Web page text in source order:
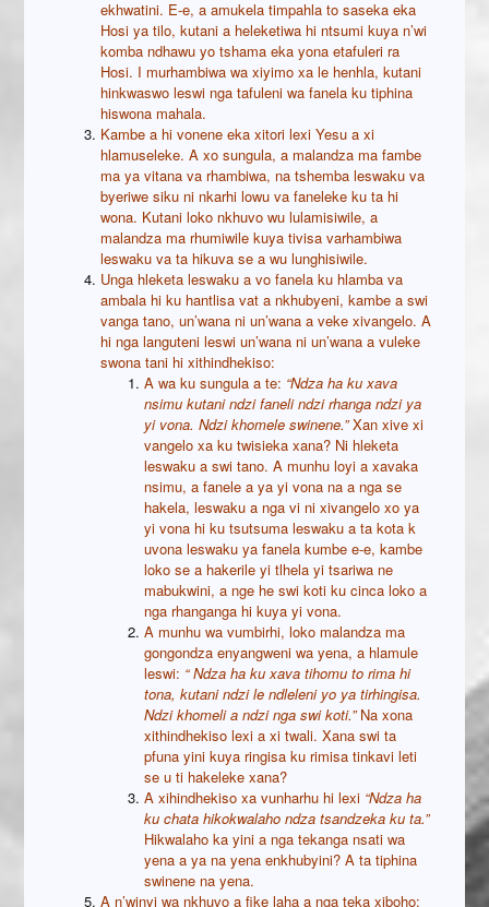
ekhwatini. E-e, a amukela timpahla to saseka eka
Hosi ya tilo, kutani a heleketiwa hi ntsumi kuya n’wi
komba ndhawu yo tshama eka yona etafuleri ra
Hosi. I murhambiwa wa xiyimo xa le henhla, kutani
hinkwaswo leswi nga tafuleni wa fanela ku tiphina
hiswona mahala.
Kambe a hi vonene eka xitori lexi Yesu a xi
hlamuseleke. A xo sungula, a malandza ma fambe
ma ya vitana va rhambiwa, na tshemba leswaku va
byeriwe siku ni nkarhi lowu va faneleke ku ta hi
wona. Kutani loko nkhuvo wu lulamisiwile, a
malandza ma rhumiwile kuya tivisa varhambiwa
leswaku va ta hikuva se a wu lunghisiwile.
Unga hleketa leswaku a vo fanela ku hlamba va
ambala hi ku hantlisa vat a nkhubyeni, kambe a swi
vanga tano, un’wana ni un’wana a veke xivangelo. A
hi nga languteni leswi un’wana ni un’wana a vuleke
swona tani hi xithindhekiso:
A wa ku sungula a te: “Ndza ha ku xava
nsimu kutani ndzi faneli ndzi rhanga ndzi ya
yi vona.Ndzi khomele swinene.”Xan xive xi
vangelo xa ku twisieka xana? Ni hleketa
leswaku a swi tano. A munhu loyi a xavaka
nsimu, a fanele a ya yi vona na a nga se
hakela, leswaku a nga vi ni xivangelo xo ya
yi vona hi ku tsutsuma leswaku a ta kota k
uvona leswaku ya fanela kumbe e-e, kambe
loko se a hakerile yi tlhela yi tsariwa ne
mabukwini, a nge he swi koti ku cinca loko a
nga rhanganga hi kuya yi vona.
A munhu wa vumbirhi, loko malandza ma
gongondza enyangweni wa yena, a hlamule
leswi: “ Ndza ha ku xava tihomu to rima hi
tona, kutani ndzi le ndleleni yo ya tirhingisa.
Ndzi khomeli a ndzi nga swi koti.”Na xona
xithindhekiso lexi a xi twali. Xana swi ta
pfuna yini kuya ringisa ku rimisa tinkavi leti
se u ti hakeleke xana?
A xihindhekiso xa vunharhu hi lexi “Ndza ha
ku chata hikokwalaho ndza tsandzeka ku ta.”
Hikwalaho ka yini a nga tekanga nsati wa
yena a ya na yena enkhubyini? A ta tiphina
swinene na yena.
A n’winyi wa nkhuvo a fike laha a nga teka xiboho: